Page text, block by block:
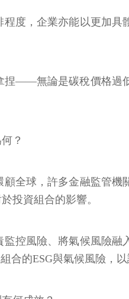
度，企業亦能以更加
——無論是碳稅價格過
？
全球，許多金融監管
投資組合的影響。
控風險、將氣候風險
的ESG與氣候風險，以